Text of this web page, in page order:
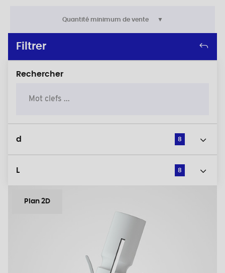
Quantité minimum de vente
Filtrer
Rechercher
d 8
L 8
Plan 2D